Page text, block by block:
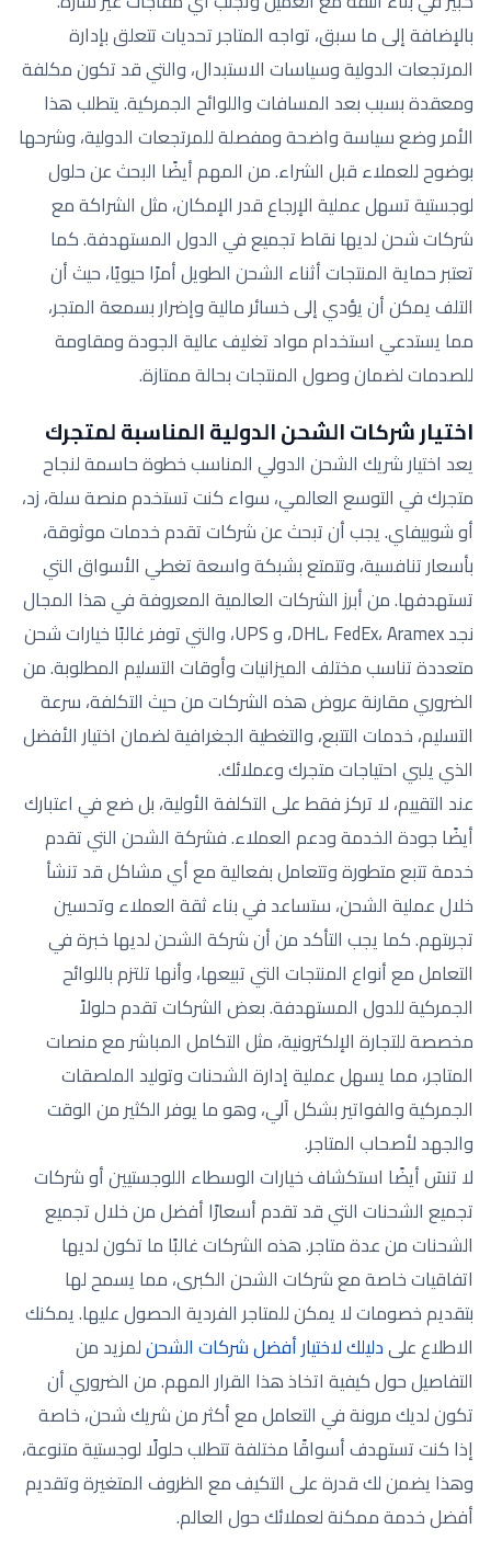
بالإضافة إلى ما سبق، تواجه المتاجر تحديات تتعلق بإدارة
المرتجعات الدولية وسياسات الاستبدال، والتي قد تكون مكلفة
ومعقدة بسبب بعد المسافات واللوائح الجمركية. يتطلب هذا
الأمر وضع سياسة واضحة ومفصلة للمرتجعات الدولية، وشرحها
بوضوح للعملاء قبل الشراء. من المهم أيضًا البحث عن حلول
لوجستية تسهل عملية الإرجاع قدر الإمكان، مثل الشراكة مع
شركات شحن لديها نقاط تجميع في الدول المستهدفة. كما
تعتبر حماية المنتجات أثناء الشحن الطويل أمرًا حيويًا، حيث أن
التلف يمكن أن يؤدي إلى خسائر مالية وإضرار بسمعة المتجر،
مما يستدعي استخدام مواد تغليف عالية الجودة ومقاومة
للصدمات لضمان وصول المنتجات بحالة ممتازة.
اختيار شركات الشحن الدولية المناسبة لمتجرك
يعد اختيار شريك الشحن الدولي المناسب خطوة حاسمة لنجاح
متجرك في التوسع العالمي، سواء كنت تستخدم منصة سلة، زد،
أو شوبيفاي. يجب أن تبحث عن شركات تقدم خدمات موثوقة،
بأسعار تنافسية، وتتمتع بشبكة واسعة تغطي الأسواق التي
تستهدفها. من أبرز الشركات العالمية المعروفة في هذا المجال
نجد DHL، FedEx، Aramex، و UPS، والتي توفر غالبًا خيارات شحن
متعددة تناسب مختلف الميزانيات وأوقات التسليم المطلوبة. من
الضروري مقارنة عروض هذه الشركات من حيث التكلفة، سرعة
التسليم، خدمات التتبع، والتغطية الجغرافية لضمان اختيار الأفضل
الذي يلبي احتياجات متجرك وعملائك.
عند التقييم، لا تركز فقط على التكلفة الأولية، بل ضع في اعتبارك
أيضًا جودة الخدمة ودعم العملاء. فشركة الشحن التي تقدم
خدمة تتبع متطورة وتتعامل بفعالية مع أي مشاكل قد تنشأ
خلال عملية الشحن، ستساعد في بناء ثقة العملاء وتحسين
تجربتهم. كما يجب التأكد من أن شركة الشحن لديها خبرة في
التعامل مع أنواع المنتجات التي تبيعها، وأنها تلتزم باللوائح
الجمركية للدول المستهدفة. بعض الشركات تقدم حلولاً
مخصصة للتجارة الإلكترونية، مثل التكامل المباشر مع منصات
المتاجر، مما يسهل عملية إدارة الشحنات وتوليد الملصقات
الجمركية والفواتير بشكل آلي، وهو ما يوفر الكثير من الوقت
والجهد لأصحاب المتاجر.
لا تنسَ أيضًا استكشاف خيارات الوسطاء اللوجستيين أو شركات
تجميع الشحنات التي قد تقدم أسعارًا أفضل من خلال تجميع
الشحنات من عدة متاجر. هذه الشركات غالبًا ما تكون لديها
اتفاقيات خاصة مع شركات الشحن الكبرى، مما يسمح لها
بتقديم خصومات لا يمكن للمتاجر الفردية الحصول عليها. يمكنك
الاطلاع علىدليلك لاختيار أفضل شركات الشحنلمزيد من
التفاصيل حول كيفية اتخاذ هذا القرار المهم. من الضروري أن
تكون لديك مرونة في التعامل مع أكثر من شريك شحن، خاصة
إذا كنت تستهدف أسواقًا مختلفة تتطلب حلولًا لوجستية متنوعة،
وهذا يضمن لك قدرة على التكيف مع الظروف المتغيرة وتقديم
أفضل خدمة ممكنة لعملائك حول العالم.